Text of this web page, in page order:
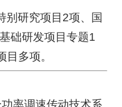
别研究项目2项、国
础研发项目专题1
多项。